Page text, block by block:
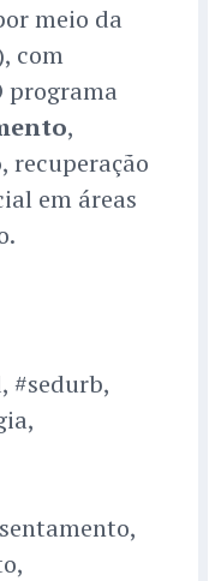
meio da
com
programa
,
, recuperação
em áreas
#sedurb,